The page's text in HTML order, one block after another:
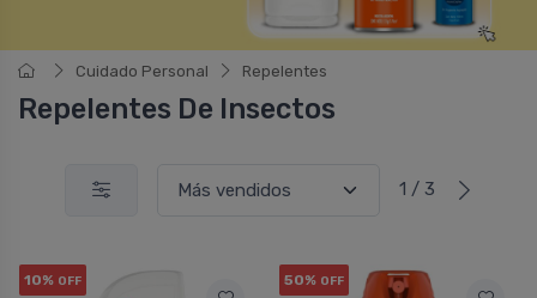
Cuidado Personal Repelentes
Repelentes De Insectos
1 / 3
10% OFF 50% OFF